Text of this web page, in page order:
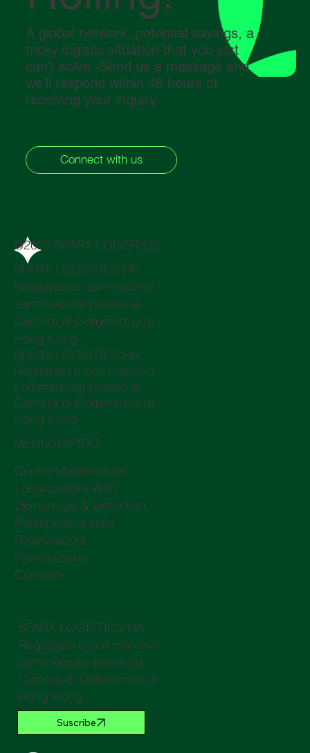
A global network, potential savings, a
tricky logistic situation that you just
can’t solve -Send us a message and
we’ll respond within 48 hours of
receiving your inquiry.
Connect with us
@2025 SPARX LOGISTICS
SPARX LOGISTICS HK,
Registrato e con marchio
commerciale presso la
Camera di Commercio di
Hong Kong
SPARX LOGISTICS HK,
Registrato e con marchio
commerciale presso la
Camera di Commercio di
Hong Kong
MENÙ RAPIDO
Centro Multimediale
Localizzatore Web
Demurrage & Detention
Rulespolitica sulla
Riservatezza
Prenotazione
Contatto
SPARX LOGISTICS HK,
Registrato e con marchio
commerciale presso la
Camera di Commercio di
Hong Kong
Suscribe